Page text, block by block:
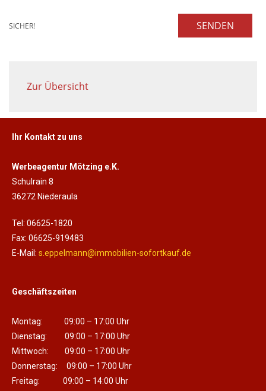
SICHER! SENDEN
Zur Übersicht
Ihr Kontakt zu uns
Werbeagentur Mötzing e.K.
Schulrain 8
36272 Niederaula
Tel: 06625-1820
Fax: 06625-919483
E-Mail: s.eppelmann@immobilien-sofortkauf.de
Geschäftszeiten
Montag: 09:00 – 17:00 Uhr
Dienstag: 09:00 – 17:00 Uhr
Mittwoch: 09:00 – 17:00 Uhr
Donnerstag: 09:00 – 17:00 Uhr
Freitag: 09:00 – 14:00 Uhr